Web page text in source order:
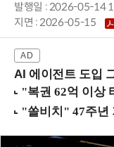
발행일 : 2026-05-14
지면 :2026-05-15
AI 에이전트 도입